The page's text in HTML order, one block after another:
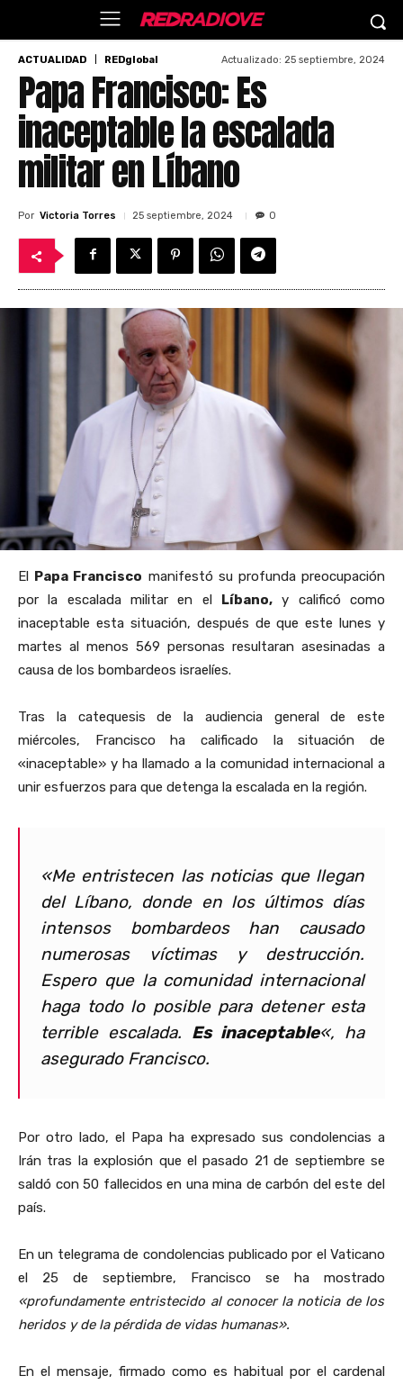
ACTUALIDAD REDglobal Actualizado: 25 septiembre, 2024
Papa Francisco: Es
inaceptable la escalada
militar en Líbano
Por Victoria Torres 25 septiembre, 2024 0
El Papa Francisco manifestó su profunda preocupación
por la escalada militar en el Líbano, y calificó como
inaceptable esta situación, después de que este lunes y
martes al menos 569 personas resultaran asesinadas a
causa de los bombardeos israelíes.
Tras la catequesis de la audiencia general de este
miércoles, Francisco ha calificado la situación de
«inaceptable» y ha llamado a la comunidad internacional a
unir esfuerzos para que detenga la escalada en la región.
«Me entristecen las noticias que llegan
del Líbano, donde en los últimos días
intensos bombardeos han causado
numerosas víctimas y destrucción.
Espero que la comunidad internacional
haga todo lo posible para detener esta
terrible escalada. Es inaceptable«, ha
asegurado Francisco.
Por otro lado, el Papa ha expresado sus condolencias a
Irán tras la explosión que el pasado 21 de septiembre se
saldó con 50 fallecidos en una mina de carbón del este del
país.
En un telegrama de condolencias publicado por el Vaticano
el 25 de septiembre, Francisco se ha mostrado
«profundamente entristecido al conocer la noticia de los
heridos y de la pérdida de vidas humanas».
En el mensaje, firmado como es habitual por el cardenal